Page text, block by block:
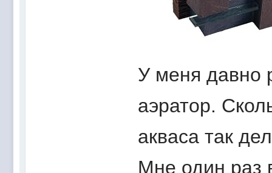
У меня давно
аэратор.
акваса так
Мне один раз